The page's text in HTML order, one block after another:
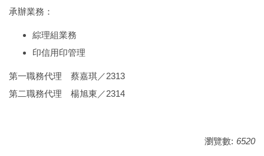
承辦業務：
綜理組業務
印信用印管理
第一職務代理 蔡嘉琪／2313
第二職務代理 楊旭東 ／2314
瀏覽數: 6520